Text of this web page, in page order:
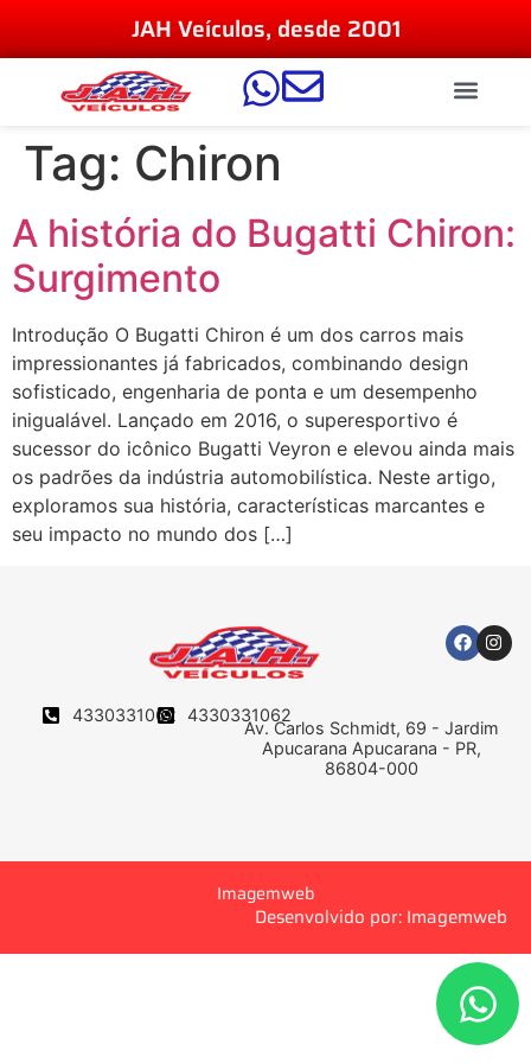
JAH Veículos, desde 2001
Tag: Chiron
A história do Bugatti Chiron:
Surgimento
Introdução O Bugatti Chiron é um dos carros mais
impressionantes já fabricados, combinando design
sofisticado, engenharia de ponta e um desempenho
inigualável. Lançado em 2016, o superesportivo é
sucessor do icônico Bugatti Veyron e elevou ainda mais
os padrões da indústria automobilística. Neste artigo,
exploramos sua história, características marcantes e
seu impacto no mundo dos […]
4330331062 4330331062
Av. Carlos Schmidt, 69 - Jardim
Apucarana Apucarana - PR,
86804-000
Imagemweb
Desenvolvido por: Imagemweb